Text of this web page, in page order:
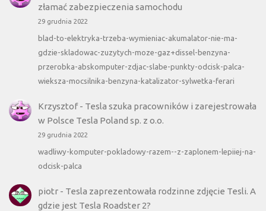
złamać zabezpieczenia samochodu
29 grudnia 2022
blad-to-elektryka-trzeba-wymieniac-akumalator-nie-ma-
gdzie-skladowac-zuzytych-moze-gaz+dissel-benzyna-
przerobka-abskomputer-zdjac-slabe-punkty-odcisk-palca-
wieksza-mocsilnika-benzyna-katalizator-sylwetka-ferari
Krzysztof- Tesla szuka pracowników i zarejestrowała
w Polsce Tesla Poland sp. z o.o.
29 grudnia 2022
wadliwy-komputer-pokladowy-razem--z-zaplonem-lepiiej-na-
odcisk-palca
piotr- Tesla zaprezentowała rodzinne zdjęcie Tesli. A
gdzie jest Tesla Roadster 2?